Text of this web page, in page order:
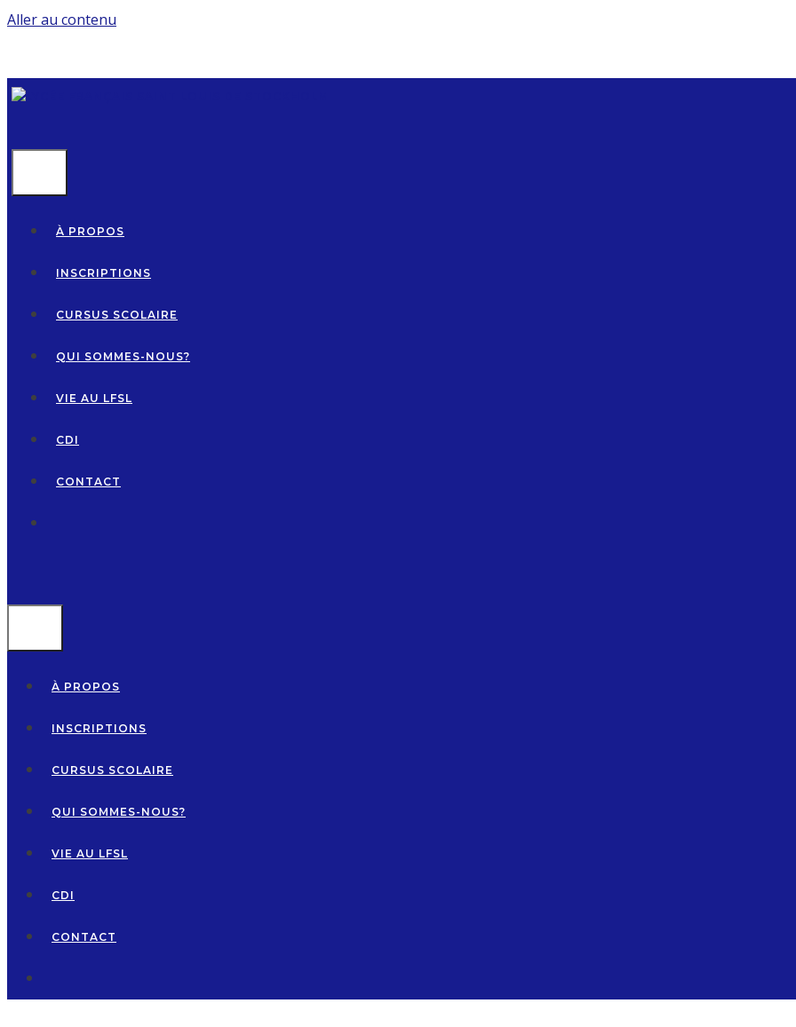
Aller au contenu
À PROPOS
INSCRIPTIONS
CURSUS SCOLAIRE
QUI SOMMES-NOUS?
VIE AU LFSL
CDI
CONTACT
À PROPOS
INSCRIPTIONS
CURSUS SCOLAIRE
QUI SOMMES-NOUS?
VIE AU LFSL
CDI
CONTACT